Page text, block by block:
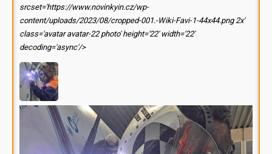
srcset='https://www.novinkyin.cz/wp-
content/uploads/2023/08/cropped-001.-Wiki-Favi-1-44x44.png 2x'
class='avatar avatar-22 photo' height='22' width='22'
decoding='async'/>